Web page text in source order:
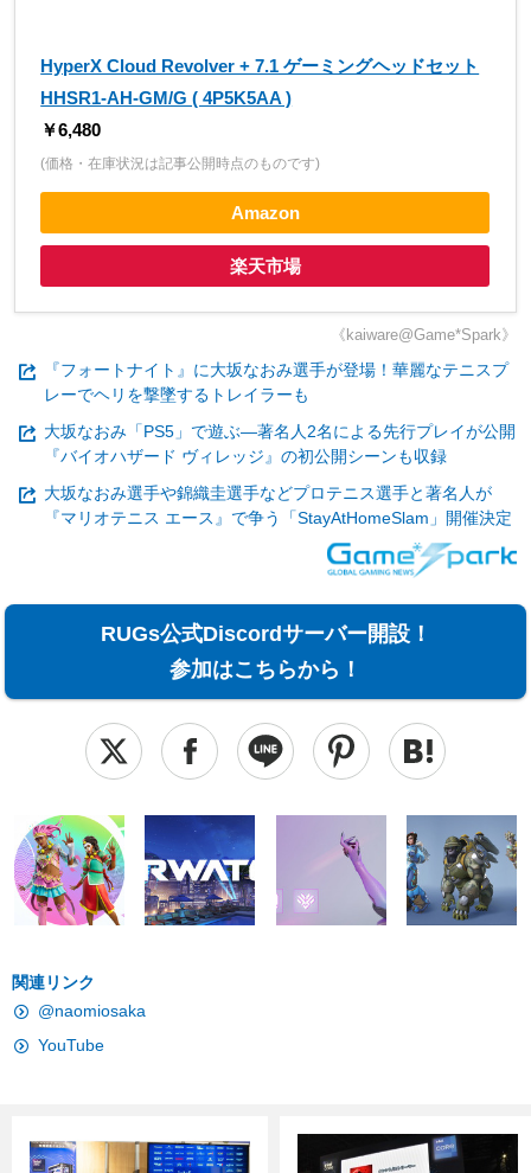
HyperX Cloud Revolver + 7.1 ゲーミングヘッドセット
HHSR1-AH-GM/G ( 4P5K5AA )
￥6,480
(価格・在庫状況は記事公開時点のものです)
Amazon
楽天市場
《kaiware@Game*Spark》
『フォートナイト』に大坂なおみ選手が登場！華麗なテニスプ
レーでヘリを撃墜するトレイラーも
大坂なおみ「PS5」で遊ぶ―著名人2名による先行プレイが公開
『バイオハザード ヴィレッジ』の初公開シーンも収録
大坂なおみ選手や錦織圭選手などプロテニス選手と著名人が
『マリオテニス エース』で争う「StayAtHomeSlam」開催決定
RUGs公式Discordサーバー開設！
参加はこちらから！
関連リンク
@naomiosaka
YouTube